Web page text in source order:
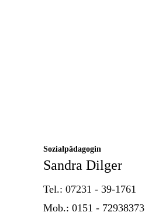
Sozialpädagogin
Sandra Dilger
Tel.: 07231 - 39-1761
Mob.: 0151 - 72938373